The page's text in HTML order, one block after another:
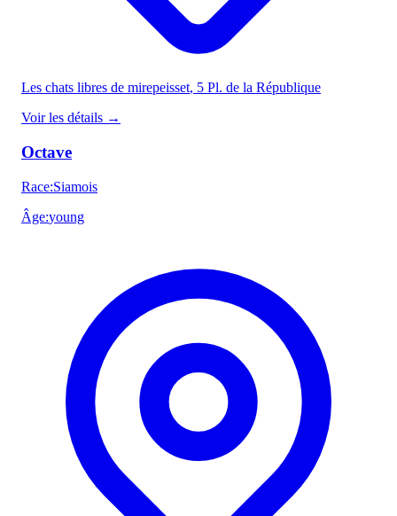
Les chats libres de mirepeisset, 5 Pl. de la République
Voir les détails →
Octave
Race:Siamois
Âge:young